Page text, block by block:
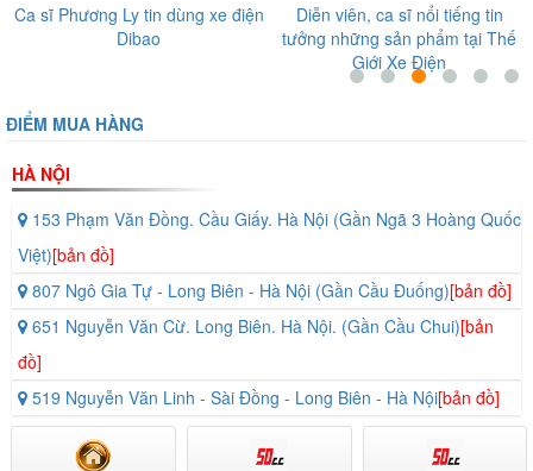
Ca sĩ Phương Ly tin dùng xe điện
Dibao
Diễn viên, ca sĩ nổi tiếng tin
tưởng những sản phẩm tại Thế
Giới Xe Điện
ĐIỂM MUA HÀNG
HÀ NỘI
153 Phạm Văn Đồng. Cầu Giấy. Hà Nội (Gần Ngã 3 Hoàng Quốc
Việt)[bản đồ]
807 Ngô Gia Tự - Long Biên - Hà Nội (Gần Cầu Đuống)[bản đồ]
651 Nguyễn Văn Cừ. Long Biên. Hà Nội. (Gần Cầu Chui)[bản
đồ]
519 Nguyễn Văn Linh - Sài Đồng - Long Biên - Hà Nội[bản đồ]